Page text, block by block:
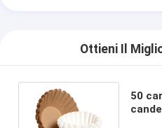
Ottieni Il
50